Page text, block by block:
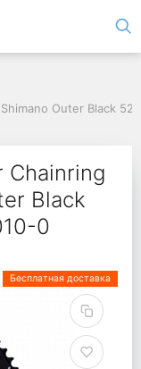
Outer Black
Chainring
Black
0
Бесплатная доставка